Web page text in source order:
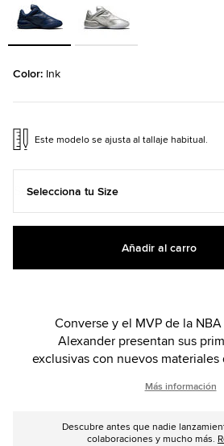
Color: Ink
Este modelo se ajusta al tallaje habitual.
Selecciona tu Size
Add
cart
Product
Añadir al carro
Converse y el MVP de la
Alexander presentan sus
exclusivas con nuevos
Más información
Descubre antes que nadie
colaboraciones y mucho más.